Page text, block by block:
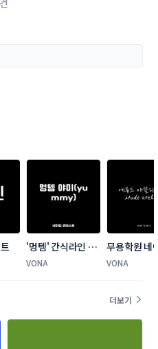
'멍템' 간식라인 네
이밍 콘테스트
VONA
무용학원 네
테스트
VONA
더보기